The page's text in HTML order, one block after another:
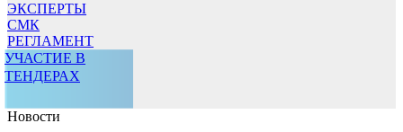
ЭКСПЕРТЫ
СМК
РЕГЛАМЕНТ
УЧАСТИЕ В
ТЕНДЕРАХ
Новости